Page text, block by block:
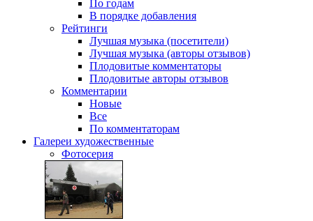
По годам
В порядке добавления
Рейтинги
Лучшая музыка (посетители)
Лучшая музыка (авторы отзывов)
Плодовитые комментаторы
Плодовитые авторы отзывов
Комментарии
Новые
Все
По комментаторам
Галереи художественные
Фотосерия